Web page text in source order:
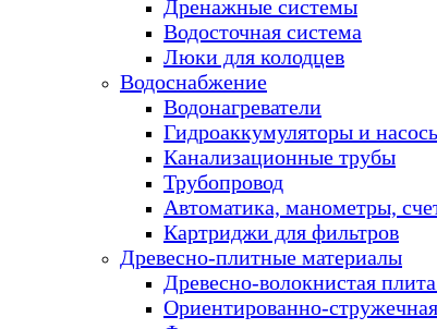
Дренажные системы
Водосточная система
Люки для колодцев
Водоснабжение
Водонагреватели
Гидроаккумуляторы и
Канализационные трубы
Трубопровод
Автоматика, манометры,
Картриджи для фильтров
Древесно-плитные материалы
Древесно-волокнистая
Ориентированно-